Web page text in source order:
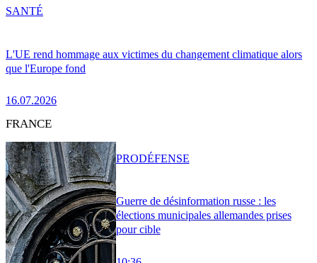
L'UE rend hommage aux victimes du changement climatique alors
que l'Europe fond
16.07.2026
SANTÉ
FRANCE
Guerre de désinformation russe : les
élections municipales allemandes prises
pour cible
PRODÉFENSE